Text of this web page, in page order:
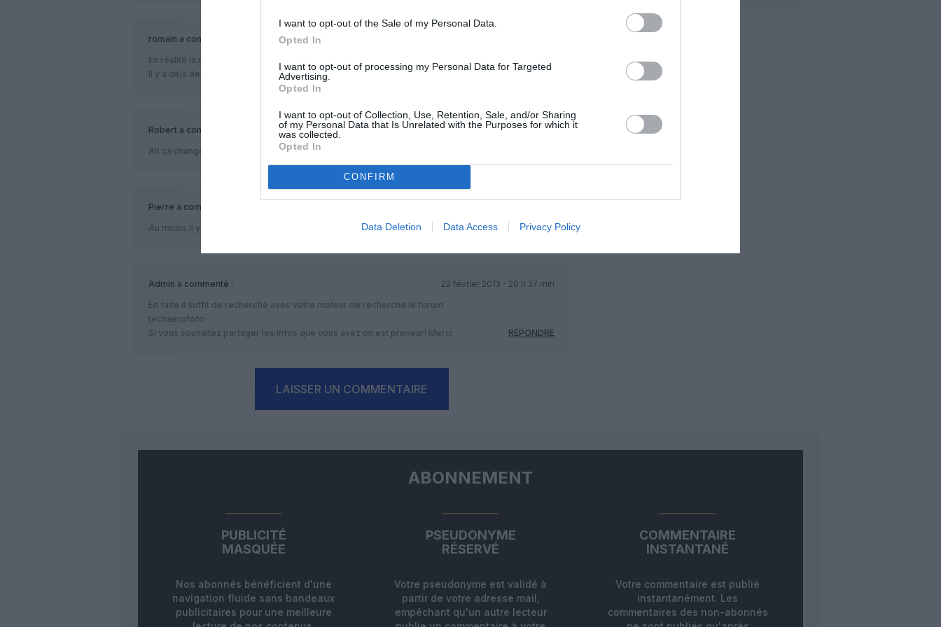
I want to opt-out of the Sale of my Personal Data.
Opted In
I want to opt-out of processing my Personal Data for Targeted
Advertising.
Opted In
I want to opt-out of Collection, Use, Retention, Sale, and/or Sharing
of my Personal Data that Is Unrelated with the Purposes for which it
was collected.
Opted In
CONFIRM
Data Deletion Data Access Privacy Policy
romain a commenté :
En réalité la maintenance sera partagée entre BritAir et Régional.
Il y a déjà des check prévues à CFE, chez Régional.
RÉPONDRE
Robert a commenté :
18 février 2013 - 14 h 50 min
Ah ça change l’info…
Pierre a commenté :
Au moins il y aura moins de soucis….enfin j espere
RÉPONDRE
Admin a commenté :
22 février 2013 - 20 h 37 min
En faite il suffit de recherché avec votre moteur de recherche le forum
techaerofofo
Si vous souhaitez partager les infos que vous avez on est preneur! Merci
RÉPONDRE
LAISSER UN COMMENTAIRE
ABONNEMENT
PUBLICITÉ
MASQUÉE
Nos abonnés bénéficient d'une
navigation fluide sans bandeaux
publicitaires pour une meilleure
PSEUDONYME
RÉSERVÉ
Votre pseudonyme est validé à
partir de votre adresse mail,
empêchant qu'un autre lecteur
COMMENTAIRE
INSTANTANÉ
Votre commentaire est publié
instantanément. Les
commentaires des non-abonnés